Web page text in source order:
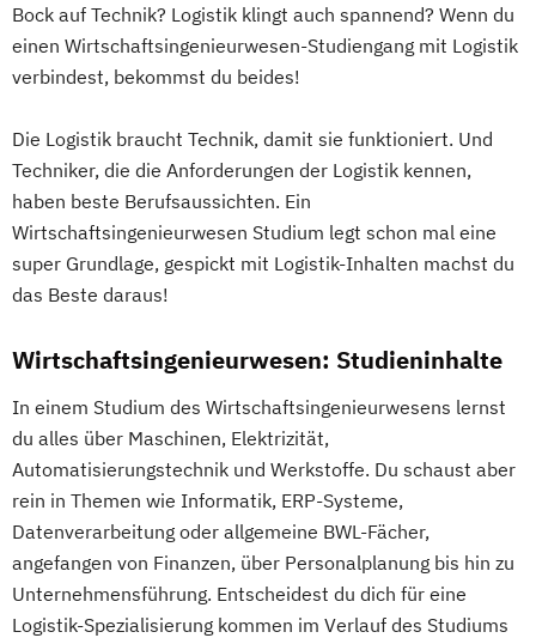
Bock auf Technik? Logistik klingt auch spannend? Wenn du
einen Wirtschaftsingenieurwesen-Studiengang mit Logistik
verbindest, bekommst du beides!
Die Logistik braucht Technik, damit sie funktioniert. Und
Techniker, die die Anforderungen der Logistik kennen,
haben beste Berufsaussichten. Ein
Wirtschaftsingenieurwesen Studium legt schon mal eine
super Grundlage, gespickt mit Logistik-Inhalten machst du
das Beste daraus!
Wirtschaftsingenieurwesen: Studieninhalte
In einem Studium des Wirtschaftsingenieurwesens lernst
du alles über Maschinen, Elektrizität,
Automatisierungstechnik und Werkstoffe. Du schaust aber
rein in Themen wie Informatik, ERP-Systeme,
Datenverarbeitung oder allgemeine BWL-Fächer,
angefangen von Finanzen, über Personalplanung bis hin zu
Unternehmensführung. Entscheidest du dich für eine
Logistik-Spezialisierung kommen im Verlauf des Studiums